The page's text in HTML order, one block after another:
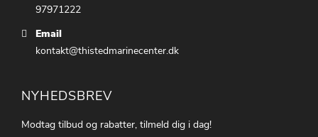
97971222
Email
kontakt@thistedmarinecenter.dk
NYHEDSBREV
Modtag tilbud og rabatter, tilmeld dig i dag!